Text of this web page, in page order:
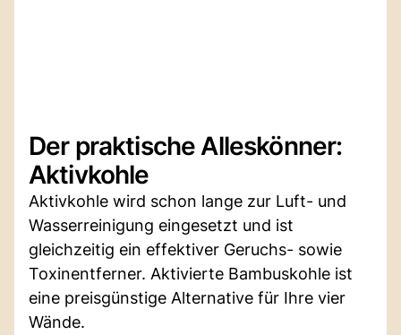
Der praktische Alleskönner:
Aktivkohle
Aktivkohle wird schon lange zur Luft- und
Wasserreinigung eingesetzt und ist
gleichzeitig ein effektiver Geruchs- sowie
Toxinentferner. Aktivierte Bambuskohle ist
eine preisgünstige Alternative für Ihre vier
Wände.